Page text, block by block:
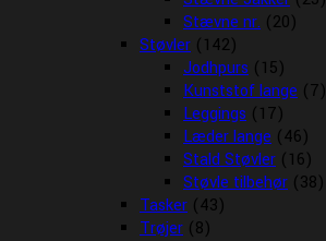
Stævne nr. (20)
Støvler (142)
Jodhpurs (15)
Kunststof lange (7)
Leggings (17)
Læder lange (46)
Stald Støvler (16)
Støvle tilbehør (38)
Tasker (43)
Trøjer (8)